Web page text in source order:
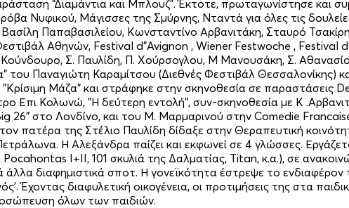
“Διαμάντια και Μπλουζ”. Έκτοτε, πρωταγωνίστησε και
Νυφικού, Μάγισσες της Σμύρνης, Νταντά για όλες τις
Παπαβασιλείου, Κωνσταντίνο Αρβανιτάκη, Σταυρό
Αθηνών, Festival d”Avignon , Wiener Festwoche ,
Σ. Παυλίδη, Π. Χούρσογλου, Μ Μανουσάκη, Σ.
του Παναγιώτη Καραμίτσου (Διεθνές Φεστιβάλ Θεσσαλονίκης)
Μάζα" και στράφηκε στην σκηνοθεσία σε παραστάσεις
Επι Κολωνώ, "Η δεύτερη εντολή", συν-σκηνοθεσία με Κ
στο Λονδίνο, και του Μ. Μαρμαρινού στην Comedie Francaise
πατέρα της Στέλιο Παυλίδη δίδαξε στην Θεραπευτική
Η Αλεξάνδρα παίζει και εκφωνεί σε 4 γλώσσες.
Pocahontas I+II, 101 σκυλιά της Δαλματίας, Titan, κ.α.), σε
διαφημιστικά σποτ. Η γονεϊκότητα έστρεψε το ενδιαφέρον
Έχοντας διαφυλετική οικογένεια, οι προτιμήσεις της στα
όλων των παιδιών.